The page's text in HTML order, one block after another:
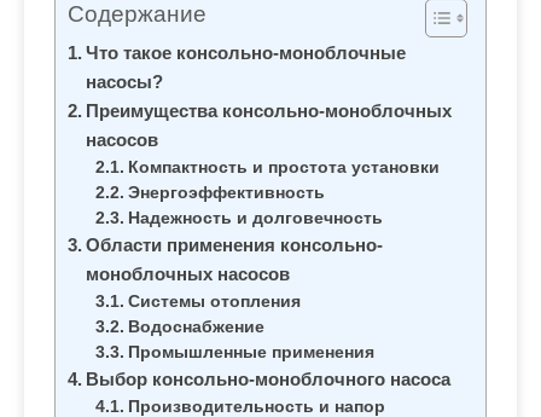
Содержание
Что такое консольно-моноблочные
насосы?
Преимущества консольно-моноблочных
насосов
Компактность и простота установки
Энергоэффективность
Надежность и долговечность
Области применения консольно-
моноблочных насосов
Системы отопления
Водоснабжение
Промышленные применения
Выбор консольно-моноблочного насоса
Производительность и напор